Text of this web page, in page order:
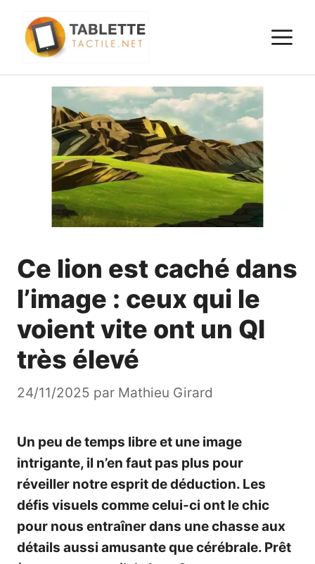
contenu
Ce lion est caché dans
l’image : ceux qui le
voient vite ont un QI
très élevé
24/11/2025 par Mathieu Girard
Un peu de temps libre et une image
intrigante, il n’en faut pas plus pour
réveiller notre esprit de déduction. Les
défis visuels comme celui-ci ont le chic
pour nous entraîner dans une chasse aux
détails aussi amusante que cérébrale. Prêt